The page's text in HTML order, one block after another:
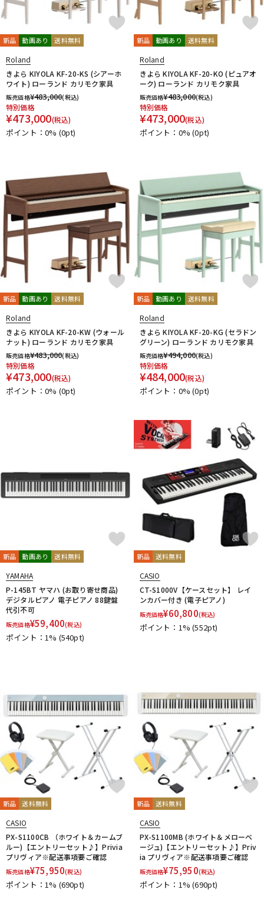
新品 動画あり 送料無料
Roland
きよら KIYOLA KF-20-KS (シアーホ
ワイト) ローランド カリモク家具
販売価格¥483,000(税込)
特別価格
¥473,000(税込)
ポイント：0% (0pt)
新品 動画あり 送料無料
Roland
きよら KIYOLA KF-20-KO (ピュアオ
ーク) ローランド カリモク家具
販売価格¥483,000(税込)
特別価格
¥473,000(税込)
ポイント：0%(0pt)
新品 動画あり 送料無料
Roland
きよら KIYOLA KF-20-KW (ウォール
ナット) ローランド カリモク家具
販売価格¥483,000(税込)
特別価格
¥473,000(税込)
ポイント：0% (0pt)
新品 動画あり 送料無料
Roland
きよら KIYOLA KF-20-KG (セラドン
グリーン) ローランド カリモク家具
販売価格¥494,000(税込)
特別価格
¥484,000(税込)
ポイント：0%(0pt)
新品 動画あり 送料無料
YAMAHA
P-145BT ヤマハ (お取り寄せ商品)
デジタルピアノ 電子ピアノ 88鍵盤
代引不可
販売価格¥59,400(税込)
ポイント：1% (540pt)
新品 送料無料
CASIO
CT-S1000V【ケースセット】 レイ
ンカバー付き (電子ピアノ)
販売価格¥60,800(税込)
ポイント：1%(552pt)
新品 送料無料
CASIO
PX-S1100CB （ホワイト＆カームブ
ルー)【エントリーセット♪】Privia
プリヴィア※配送事項要ご確認
販売価格¥75,950(税込)
ポイント：1% (690pt)
新品 送料無料
CASIO
PX-S1100MB (ホワイト＆メローベ
ージュ)【エントリーセット♪】Priv
ia プリヴィア※配送事項要ご確認
販売価格¥75,950(税込)
ポイント：1%(690pt)